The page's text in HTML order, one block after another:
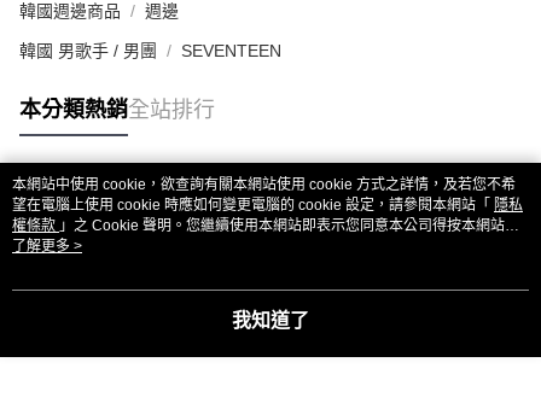
韓國週邊商品 週邊
韓國 男歌手 / 男團 SEVENTEEN
本分類熱銷全站排行
熱門標籤
本網站中使用 cookie，欲查詢有關本網站使用 cookie 方式之詳情，及若您不希
望在電腦上使用 cookie 時應如何變更電腦的 cookie 設定，請參閱本網站「 隱私
權條款 」之 Cookie 聲明。您繼續使用本網站即表示您同意本公司得按本網站使
用條款之 Cookie 聲明使用 cookie。
了解更多 >
我知道了